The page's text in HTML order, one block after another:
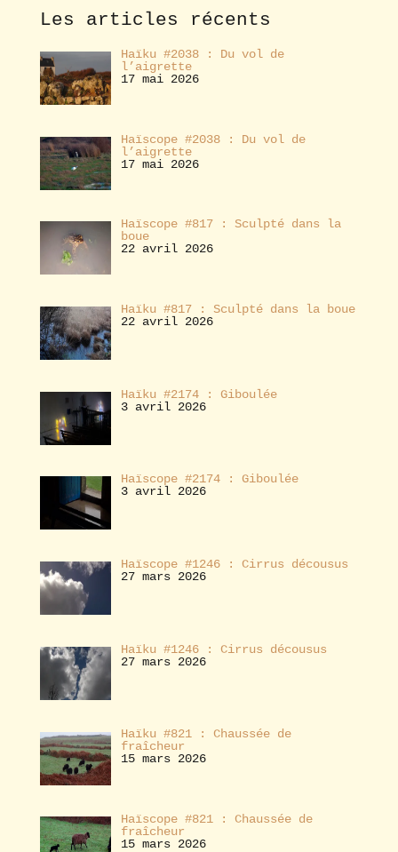
eLes articles récents
Haïku #2038 : Du vol de
l’aigrette
17 mai 2026
Haïscope #2038 : Du vol de
l’aigrette
17 mai 2026
Haïscope #817 : Sculpté dans la
boue
22 avril 2026
Haïku #817 : Sculpté dans la boue
22 avril 2026
Haïku #2174 : Giboulée
3 avril 2026
Haïscope #2174 : Giboulée
3 avril 2026
Haïscope #1246 : Cirrus décousus
27 mars 2026
Haïku #1246 : Cirrus décousus
27 mars 2026
Haïku #821 : Chaussée de
fraîcheur
15 mars 2026
Haïscope #821 : Chaussée de
fraîcheur
15 mars 2026